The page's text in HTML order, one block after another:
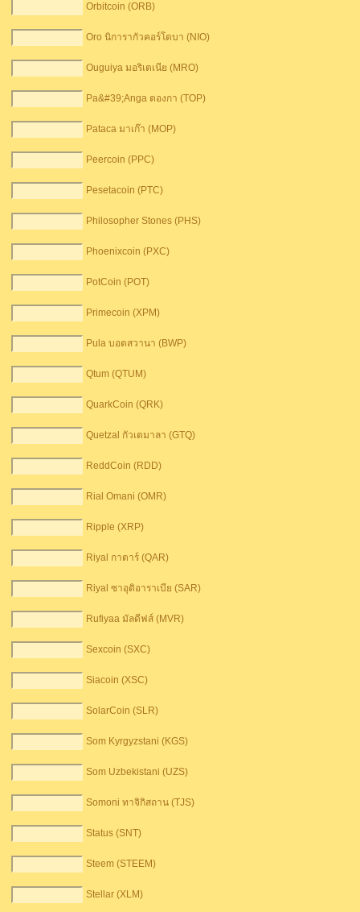
Orbitcoin (ORB)
Oro นิการากัวคอร์โดบา (NIO)
Ouguiya มอริเตเนีย (MRO)
Pa&#39;Anga ตอ​​งกา (TOP)
Pataca มาเก๊า (MOP)
Peercoin (PPC)
Pesetacoin (PTC)
Philosopher Stones (PHS)
Phoenixcoin (PXC)
PotCoin (POT)
Primecoin (XPM)
Pula บอตสวานา (BWP)
Qtum (QTUM)
QuarkCoin (QRK)
Quetzal กัวเตมาลา (GTQ)
ReddCoin (RDD)
Rial Omani (OMR)
Ripple (XRP)
Riyal กาตาร์ (QAR)
Riyal ซาอุดิอาราเบีย (SAR)
Rufiyaa มัลดีฟส์ (MVR)
Sexcoin (SXC)
Siacoin (XSC)
SolarCoin (SLR)
Som Kyrgyzstani (KGS)
Som Uzbekistani (UZS)
Somoni ทาจิกิสถาน (TJS)
Status (SNT)
Steem (STEEM)
Stellar (XLM)